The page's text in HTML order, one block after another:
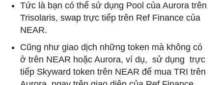
Tức là bạn có thể sử dụng Pool của Aurora trên
Trisolaris, swap trực tiếp trên Ref Finance của
NEAR.
Cũng như giao dịch những token mà không có
ở trên NEAR hoặc Aurora, ví dụ, sử dụng trực
tiếp Skyward token trên NEAR để mua TRI trên